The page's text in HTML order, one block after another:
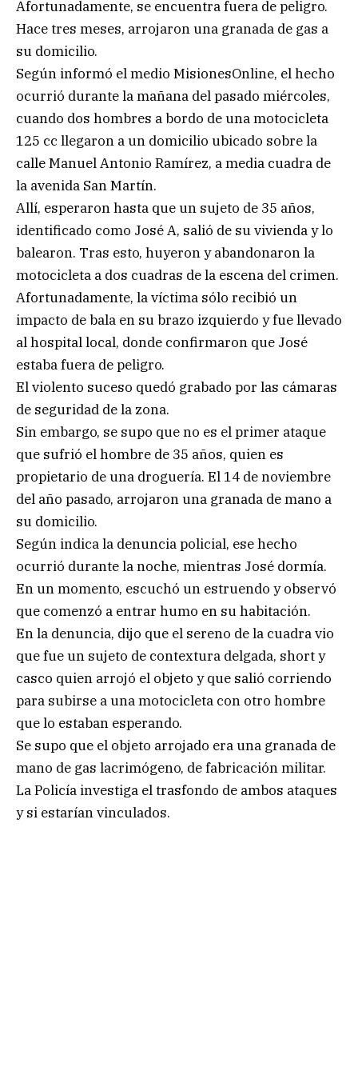
Afortunadamente, se encuentra fuera de peligro.
Hace tres meses, arrojaron una granada de gas a
su domicilio.
Según informó el medio MisionesOnline, el hecho
ocurrió durante la mañana del pasado miércoles,
cuando dos hombres a bordo de una motocicleta
125 cc llegaron a un domicilio ubicado sobre la
calle Manuel Antonio Ramírez, a media cuadra de
la avenida San Martín.
Allí, esperaron hasta que un sujeto de 35 años,
identificado como José A, salió de su vivienda y lo
balearon. Tras esto, huyeron y abandonaron la
motocicleta a dos cuadras de la escena del crimen.
Afortunadamente, la víctima sólo recibió un
impacto de bala en su brazo izquierdo y fue llevado
al hospital local, donde confirmaron que José
estaba fuera de peligro.
El violento suceso quedó grabado por las cámaras
de seguridad de la zona.
Sin embargo, se supo que no es el primer ataque
que sufrió el hombre de 35 años, quien es
propietario de una droguería. El 14 de noviembre
del año pasado, arrojaron una granada de mano a
su domicilio.
Según indica la denuncia policial, ese hecho
ocurrió durante la noche, mientras José dormía.
En un momento, escuchó un estruendo y observó
que comenzó a entrar humo en su habitación.
En la denuncia, dijo que el sereno de la cuadra vio
que fue un sujeto de contextura delgada, short y
casco quien arrojó el objeto y que salió corriendo
para subirse a una motocicleta con otro hombre
que lo estaban esperando.
Se supo que el objeto arrojado era una granada de
mano de gas lacrimógeno, de fabricación militar.
La Policía investiga el trasfondo de ambos ataques
y si estarían vinculados.